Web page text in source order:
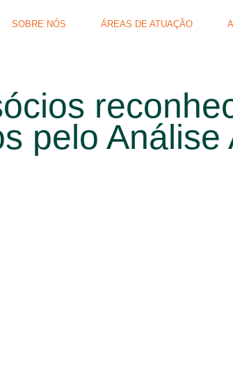
SOBRE NÓS ÁREAS DE ATUAÇÃO
pelo Análise